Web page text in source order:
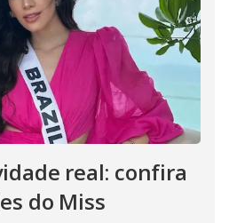
real: confira
do Miss